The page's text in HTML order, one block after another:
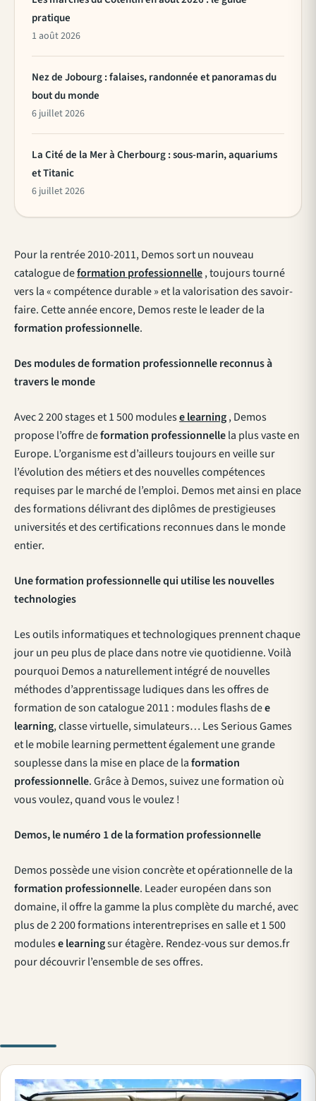
Pour la rentrée 2010-2011, Demos sort un nouveau
catalogue deformation professionnelle, toujours tourné
vers la « compétence durable » et la valorisation des savoir-
faire. Cette année encore, Demos reste le leader de la
formation professionnelle.
Des modules de formation professionnelle reconnus à
travers le monde
Avec 2 200 stages et 1 500 modulese learning, Demos
propose l’offre deformation professionnellela plus vaste en
Europe. L’organisme est d’ailleurs toujours en veille sur
l’évolution des métiers et des nouvelles compétences
requises par le marché de l’emploi. Demos met ainsi en place
des formations délivrant des diplômes de prestigieuses
universités et des certifications reconnues dans le monde
entier.
Une formation professionnelle qui utilise les nouvelles
technologies
Les outils informatiques et technologiques prennent chaque
jour un peu plus de place dans notre vie quotidienne. Voilà
pourquoi Demos a naturellement intégré de nouvelles
méthodes d’apprentissage ludiques dans les offres de
formation de son catalogue 2011 : modules flashs dee
learning, classe virtuelle, simulateurs… Les Serious Games
et le mobile learning permettent également une grande
souplesse dans la mise en place de laformation
professionnelle. Grâce à Demos, suivez une formation où
vous voulez, quand vous le voulez !
Demos, le numéro 1 de la formation professionnelle
Demos possède une vision concrète et opérationnelle de la
formation professionnelle. Leader européen dans son
domaine, il offre la gamme la plus complète du marché, avec
plus de 2 200 formations interentreprises en salle et 1 500
modulese learningsur étagère. Rendez-vous sur demos.fr
pour découvrir l’ensemble de ses offres.
pratique
1 août 2026
Nez de Jobourg : falaises, randonnée et panoramas du
bout du monde
6 juillet 2026
La Cité de la Mer à Cherbourg : sous-marin, aquariums
et Titanic
6 juillet 2026